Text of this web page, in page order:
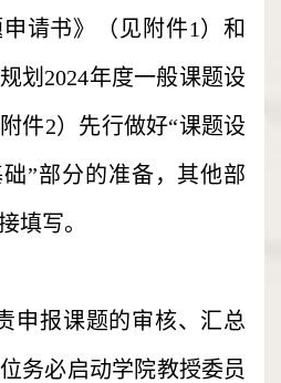
请书》（见附件1）和
划2024年度一般课题设
件2）先行做好“课题设
”部分的准备，其他部
填写。
申报课题的审核、汇总
务必启动学院教授委员